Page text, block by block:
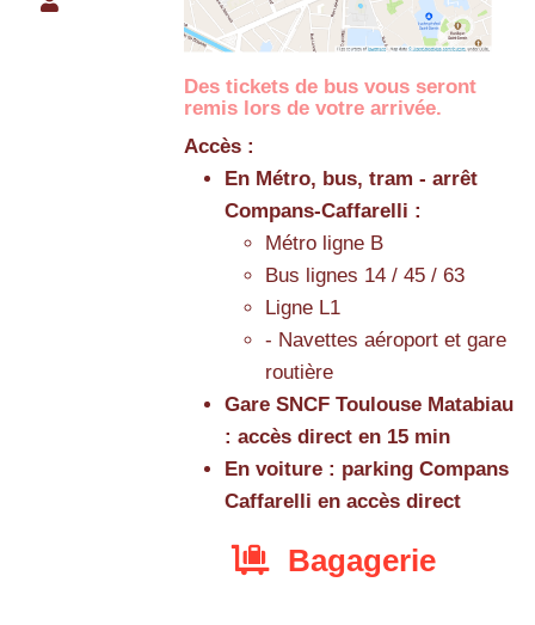
Des tickets de bus vous seront
remis lors de votre arrivée.
Accès :
En Métro, bus, tram - arrêt
Compans-Caffarelli :
Métro ligne B
Bus lignes 14 / 45 / 63
Ligne L1
- Navettes aéroport et gare
routière
Gare SNCF Toulouse Matabiau
: accès direct en 15 min
En voiture : parking Compans
Caffarelli en accès direct
Bagagerie